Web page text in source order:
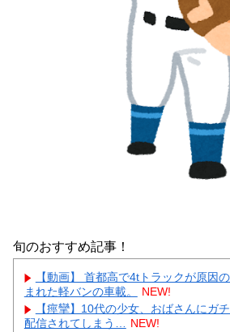
旬のおすすめ記事！
【動画】 首都高で4tトラックが原因
まれた軽バンの車載。
NEW!
【痙攣】10代の少女、おばさんにガ
配信されてしまう…
NEW!